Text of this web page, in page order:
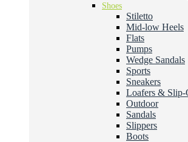
Shoes
Stiletto
Mid-low Heels
Flats
Pumps
Wedge Sandals
Sports
Sneakers
Loafers & Slip-
Outdoor
Sandals
Slippers
Boots